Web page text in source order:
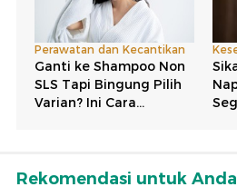
Rekomendasi untuk Anda